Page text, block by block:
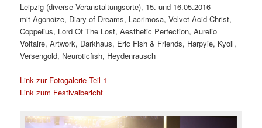
Leipzig (diverse Veranstaltungsorte), 15. und 16.05.2016
mitAgonoize, Diary of Dreams, Lacrimosa, Velvet Acid Christ,
Coppelius, Lord Of The Lost, Aesthetic Perfection, Aurelio
Voltaire, Artwork, Darkhaus, Eric Fish & Friends, Harpyie, Kyoll,
Versengold, Neuroticfish, Heydenrausch
Link zur Fotogalerie Teil 1
Link zum Festivalbericht